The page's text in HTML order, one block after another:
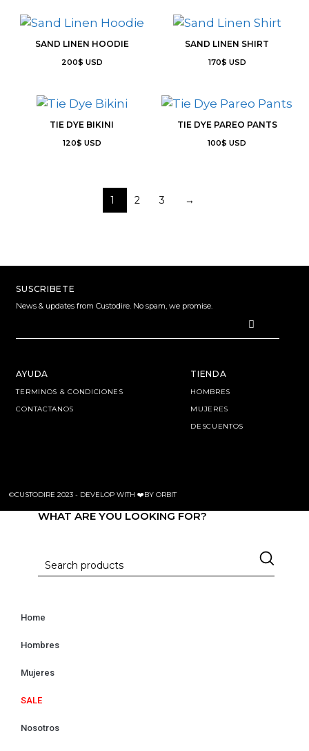
SAND LINEN HOODIE
200$ USD
SAND LINEN SHIRT
170$ USD
TIE DYE BIKINI
120$ USD
TIE DYE PAREO PANTS
100$ USD
1 2 3 →
TIENDA
HOMBRES
MUJERES
DESCUENTOS
AYUDA
TERMINOS & CONDICIONES
CONTACTANOS
SUSCRIBETE
News & updates from Custodire. No spam, we promise.
©CUSTODIRE 2023 - DEVELOP WITH ❤️BY ORBIT
WHAT ARE YOU LOOKING FOR?
Home
Hombres
Mujeres
SALE
Nosotros